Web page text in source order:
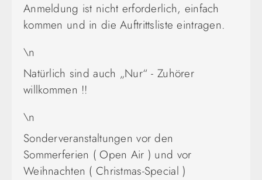
Anmeldung ist nicht erforderlich, einfach
kommen und in die Auftrittsliste eintragen.
\n
Natürlich sind auch „Nur“ - Zuhörer
willkommen !!
\n
Sonderveranstaltungen vor den
Sommerferien ( Open Air ) und vor
Weihnachten ( Christmas-Special )